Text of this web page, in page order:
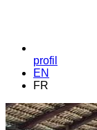
profil
EN
FR